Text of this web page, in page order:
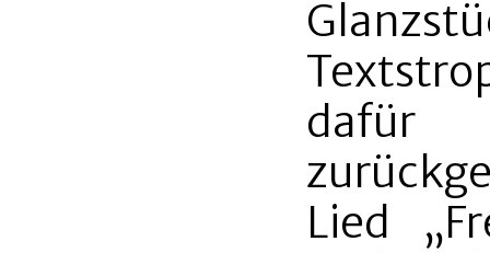
dafür
Lied